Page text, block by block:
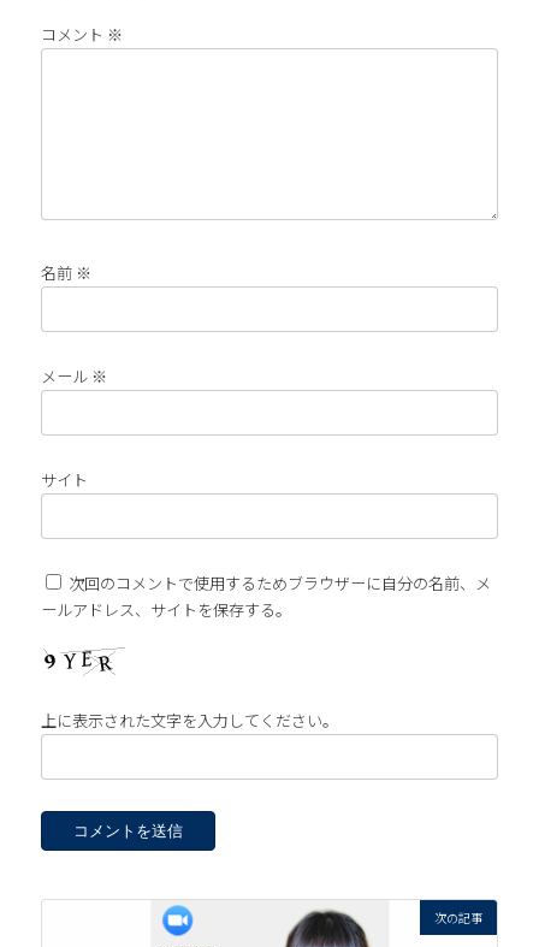
コメント ※
名前 ※
メール ※
サイト
次回のコメントで使用するためブラウザーに自分の名前、メ
ールアドレス、サイトを保存する。
上に表示された文字を入力してください。
次の記事